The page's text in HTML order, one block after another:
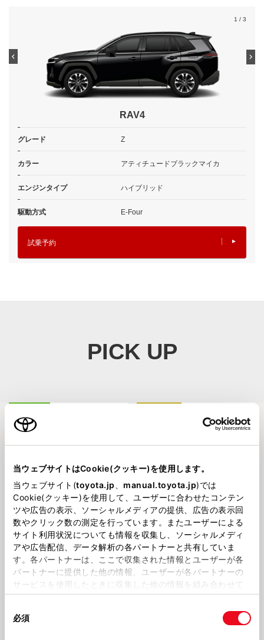
当ウェブサイトはCookie(クッキー)を使用します。
当ウェブサイト(toyota.jp manual.toyota.jp)では
Cookie(クッキー)を使用して、ユーザーに合わせたコンテン
ツや広告の表示、ソーシャルメディアの提供、広告の表示回
数やクリック数の測定を行っています。またユーザーによる
サイト利用状況についても情報を収集し、ソーシャルメディ
アや広告配信、データ解析の各パートナーと共有していま
す。各パートナーは、ここで収集された情報とユーザーが各
パートナーに提供した他の情報、ユーザーが各パートナーの
サービスを使用したときに収集した他の情報を組み合わせて
使用することがあります。当ウェブサイトの使用を続行する
必須
1 / 3
RAV4
グレード Z
カラー アティチュードブラックマイカ
エンジンタイプ ハイブリッド
駆動方式 E-Four
試乗予約
PICK UP
2026718
🌞酷暑の事故防止🌞
202659
☔🐸雨天時の事故防止🐸🌂
タイヤ即売会
2026330
ながら運転